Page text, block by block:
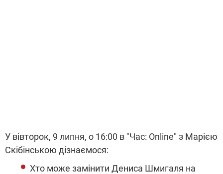
У вівторок, 9 липня, о 16:00 в "Час: Online" з Марією
Скібінською дізнаємося:
Хто може замінити Дениса Шмигаля на